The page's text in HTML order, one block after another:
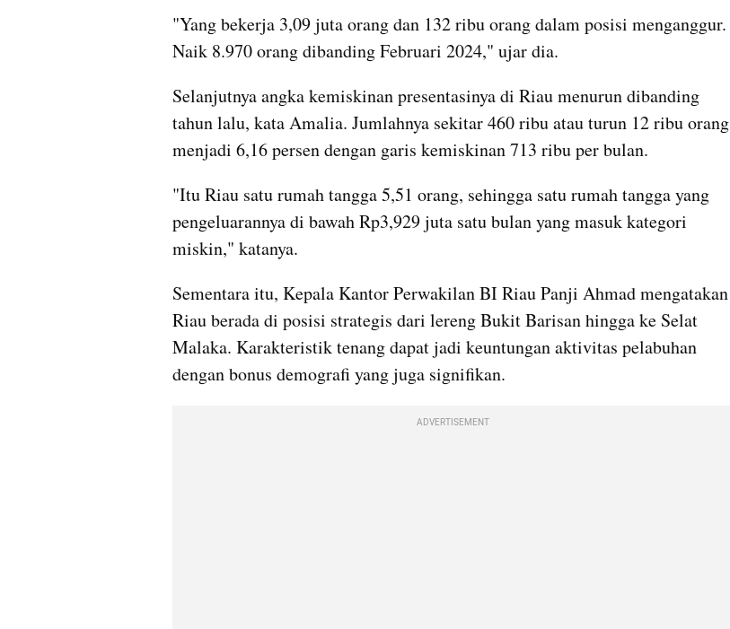
"Yang bekerja 3,09 juta orang dan 132 ribu orang dalam posisi menganggur.
Naik 8.970 orang dibanding Februari 2024," ujar dia.
Selanjutnya angka kemiskinan presentasinya di Riau menurun dibanding
tahun lalu, kata Amalia. Jumlahnya sekitar 460 ribu atau turun 12 ribu orang
menjadi 6,16 persen dengan garis kemiskinan 713 ribu per bulan.
"Itu Riau satu rumah tangga 5,51 orang, sehingga satu rumah tangga yang
pengeluarannya di bawah Rp3,929 juta satu bulan yang masuk kategori
miskin," katanya.
Sementara itu, Kepala Kantor Perwakilan BI Riau Panji Ahmad mengatakan
Riau berada di posisi strategis dari lereng Bukit Barisan hingga ke Selat
Malaka. Karakteristik tenang dapat jadi keuntungan aktivitas pelabuhan
dengan bonus demografi yang juga signifikan.
ADVERTISEMENT